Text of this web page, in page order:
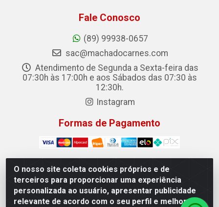
O nosso site coleta cookies próprios e de
terceiros para proporcionar uma experiência
personalizada ao usuário, apresentar publicidade
relevante de acordo com o seu perfil e melhorar a
Fale Conosco
(89) 99938-0657
sac@machadocarnes.com
Atendimento de Segunda a Sexta-feira das
07:30h às 17:00h e aos Sábados das 07:30 às
12:30h.
Instagram
Formas de Pagamento
Machado Carnes Distribuidora de Alimentos LTDA -
Logradouro: Avenida Candido Aleixo, 148 - Centro -
Oeiras/PI - CEP 64.500-000 - 31.391.008/0001-50